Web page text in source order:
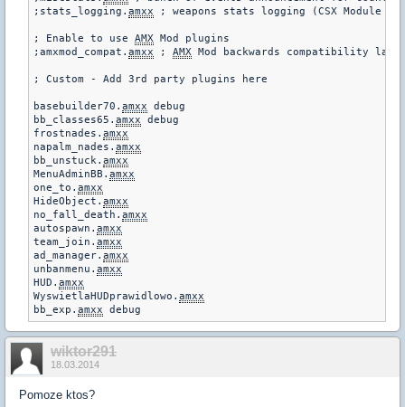
;stats_logging. amxx ; weapons stats logging (CSX Module
; Enable to use AMX Mod plugins
;amxmod_compat. amxx ; AMX Mod backwards compatibility
; Custom - Add 3rd party plugins here
basebuilder70. amxx debug
bb_classes65. amxx debug
frostnades. amxx
napalm_nades. amxx
bb_unstuck. amxx
MenuAdminBB. amxx
one_to. amxx
HideObject. amxx
no_fall_death. amxx
autospawn. amxx
team_join. amxx
ad_manager. amxx
unbanmenu. amxx
HUD. amxx
WyswietlaHUDprawidlowo. amxx
bb_exp. amxx
wiktor291
18.03.2014
Pomoze ktos?